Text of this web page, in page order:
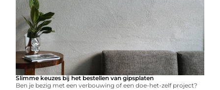
Slimme keuzes bij het bestellen van gipsplaten
Ben je bezig met een verbouwing of een doe-het-zelf project?